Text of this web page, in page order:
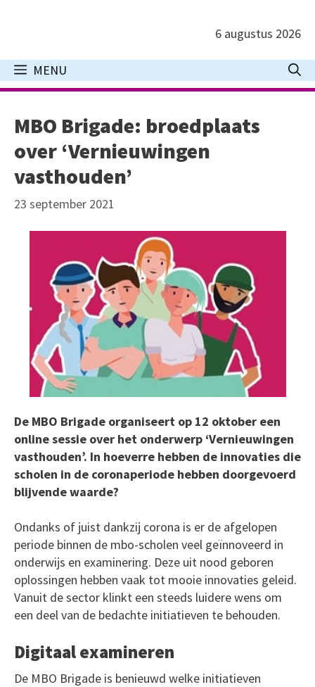
inhoud
6 augustus 2026
MENU
MBO Brigade: broedplaats
over ‘Vernieuwingen
vasthouden’
23 september 2021
De MBO Brigade organiseert op 12 oktober een
online sessie over het onderwerp ‘Vernieuwingen
vasthouden’. In hoeverre hebben de innovaties die
scholen in de coronaperiode hebben doorgevoerd
blijvende waarde?
Ondanks of juist dankzij corona is er de afgelopen
periode binnen de mbo-scholen veel geïnnoveerd in
onderwijs en examinering. Deze uit nood geboren
oplossingen hebben vaak tot mooie innovaties geleid.
Vanuit de sector klinkt een steeds luidere wens om
een deel van de bedachte initiatieven te behouden.
Digitaal examineren
De MBO Brigade is benieuwd welke initiatieven